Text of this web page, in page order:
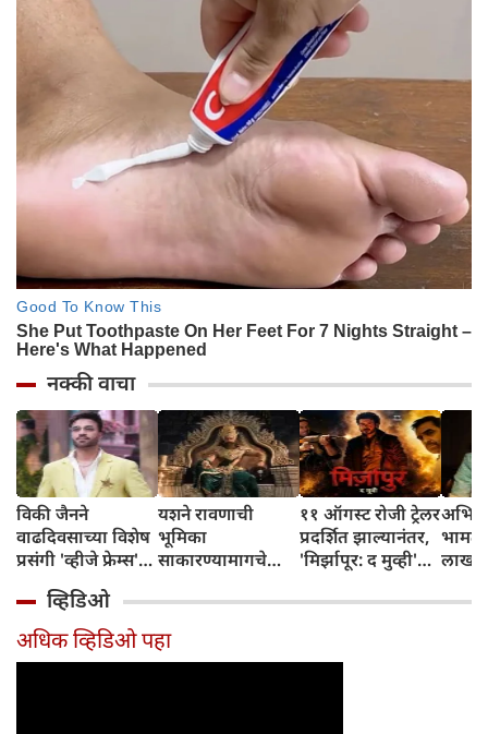
नक्की वाचा
विकी जैनने
वाढदिवसाच्या विशेष
प्रसंगी 'व्हीजे फ्रेम्स'
हाऊसची भव्य
सुरुवात केली
यशने रावणाची
भूमिका
साकारण्यामागचे
११ ऑगस्ट रोजी ट्रेलर
प्रदर्शित झाल्यानंतर,
'मिर्झापूर: द मुव्ही'
प्रमोशन करणार
व्हिडिओ
अधिक व्हिडिओ पहा